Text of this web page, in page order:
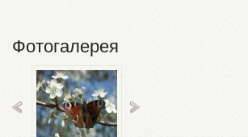
Фотогалерея